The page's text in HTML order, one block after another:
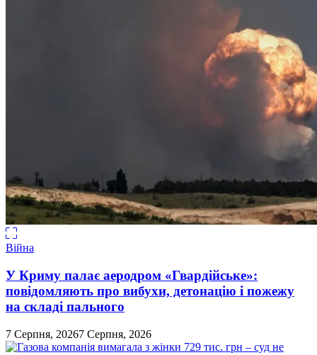
Війна
У Криму палає аеродром «Гвардійське»:
повідомляють про вибухи, детонацію і пожежу
на складі пального
7 Серпня, 20267 Серпня, 2026